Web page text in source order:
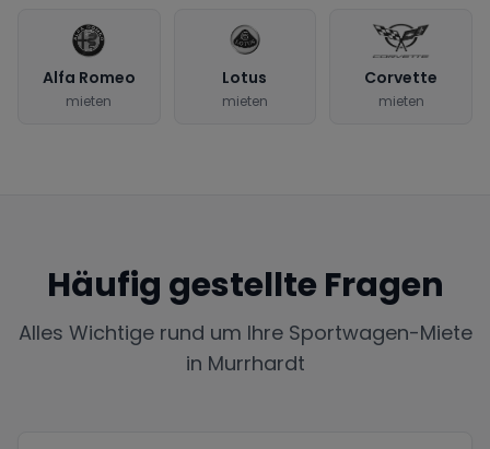
Alfa Romeo
mieten
Lotus
mieten
Corvette
mieten
Häufig gestellte Fragen
Alles Wichtige rund um Ihre Sportwagen-Miete
in Murrhardt